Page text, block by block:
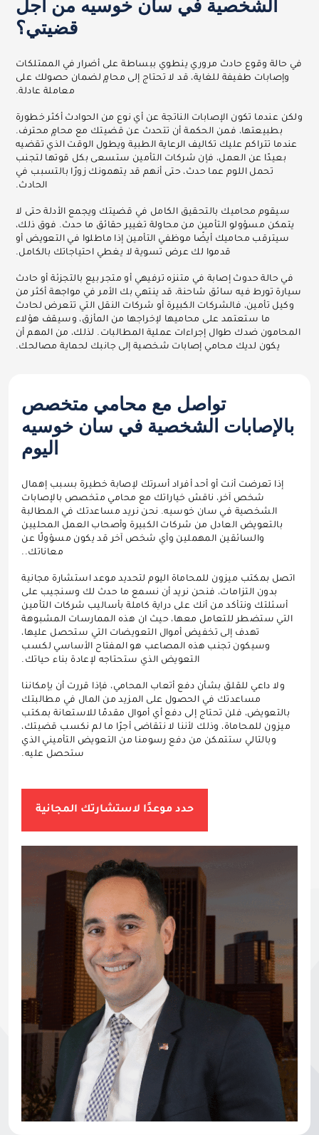
الشخصية في سان خوسيه من أجل
قضيتي؟
في حالة وقوع حادث مروري ينطوي ببساطة على أضرار في الممتلكات
وإصابات طفيفة للغاية، قد لا تحتاج إلى محامٍ لضمان حصولك على
معاملة عادلة.
ولكن عندما تكون الإصابات الناتجة عن أي نوع من الحوادث أكثر خطورة
بطبيعتها، فمن الحكمة أن تتحدث عن قضيتك مع محامٍ محترف.
عندما تتراكم عليك تكاليف الرعاية الطبية ويطول الوقت الذي تقضيه
بعيدًا عن العمل، فإن شركات التأمين ستسعى بكل قوتها لتجنب
تحمل اللوم عما حدث، حتى أنهم قد يتهمونك زورًا بالتسبب في
الحادث.
سيقوم محاميك بالتحقيق الكامل في قضيتك ويجمع الأدلة حتى لا
يتمكن مسؤولو التأمين من محاولة تغيير حقائق ما حدث. فوق ذلك،
سيترقب محاميك أيضًا موظفي التأمين إذا ماطلوا في التعويض أو
قدموا لك عرض تسوية لا يغطي احتياجاتك بالكامل.
في حالة حدوث إصابة في متنزه ترفيهي أو متجر بيع بالتجزئة أو حادث
سيارة تورط فيه سائق شاحنة، قد ينتهي بك الأمر في مواجهة أكثر من
وكيل تأمين، فالشركات الكبيرة أو شركات النقل التي تتعرض لحادث
ما ستعتمد على محاميها لإخراجها من المأزق، وسيقف هؤلاء
المحامون ضدك طوال إجراءات عملية المطالبات. لذلك، من المهم أن
يكون لديك محامي إصابات شخصية إلى جانبك لحماية مصالحك.
تواصل مع محامي متخصص
بالإصابات الشخصية في سان خوسيه
اليوم
إذا تعرضت أنت أو أحد أفراد أسرتك لإصابة خطيرة بسبب إهمال
شخص آخر، ناقش خياراتك مع محامي متخصص بالإصابات
الشخصية في سان خوسيه. نحن نريد مساعدتك في المطالبة
بالتعويض العادل من شركات الكبيرة وأصحاب العمل المحليين
والسائقين المهملين وأي شخص آخر قد يكون مسؤولًا عن
معاناتك..
اتصل بمكتب ميزون للمحاماة اليوم لتحديد موعد استشارة مجانية
بدون التزامات، فنحن نريد أن نسمع ما حدث لك وسنجيب على
أسئلتك ونتأكد من أنك على دراية كاملة بأساليب شركات التأمين
التي ستضطر للتعامل معها، حيث ان هذه الممارسات المشبوهة
تهدف إلى تخفيض أموال التعويضات التي ستحصل عليها،
وسيكون تجنب هذه المصاعب هو المفتاح الأساسي لكسب
التعويض الذي ستحتاجه لإعادة بناء حياتك.
ولا داعي للقلق بشأن دفع أتعاب المحامي، فإذا قررت أن بإمكاننا
مساعدتك في الحصول على المزيد من المال في مطالبتك
بالتعويض، فلن تحتاج إلى دفع أي أموال مقدمًا للاستعانة بمكتب
ميزون للمحاماة، وذلك لأننا لا نتقاضى أجرًا ما لم نكسب قضيتك،
وبالتالي ستتمكن من دفع رسومنا من التعويض التأميني الذي
ستحصل عليه.
حدد موعدًا لاستشارتك المجانية